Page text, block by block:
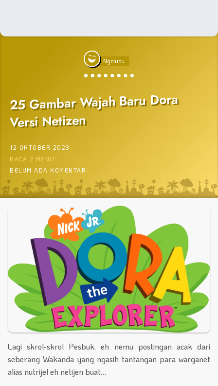
Ngelucu
25 Gambar Wajah Baru Dora
Versi Netizen
12 OKTOBER 2023
BACA 2 MENIT
BELUM ADA KOMENTAR
Lagi skrol-skrol Pesbuk, eh nemu postingan acak dari
seberang Wakanda yang ngasih tantangan para warganet
alias nutrijel eh netijen buat…